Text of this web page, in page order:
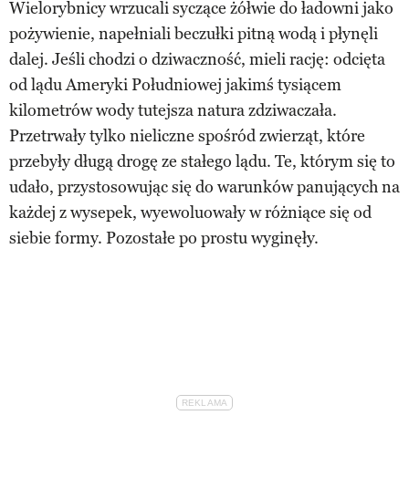
Wielorybnicy wrzucali syczące żółwie do ładowni jako
pożywienie, napełniali beczułki pitną wodą i płynęli
dalej. Jeśli chodzi o dziwaczność, mieli rację: odcięta
od lądu Ameryki Południowej jakimś tysiącem
kilometrów wody tutejsza natura zdziwaczała.
Przetrwały tylko nieliczne spośród zwierząt, które
przebyły długą drogę ze stałego lądu. Te, którym się to
udało, przystosowując się do warunków panujących na
każdej z wysepek, wyewoluowały w różniące się od
siebie formy. Pozostałe po prostu wyginęły.